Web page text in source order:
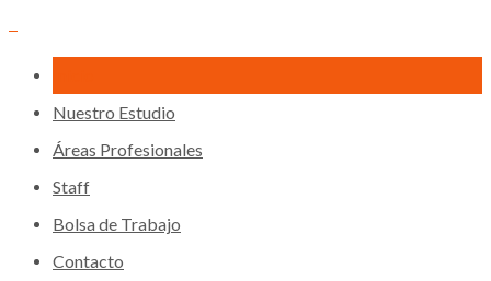
Nuestro Estudio
Áreas Profesionales
Staff
Bolsa de Trabajo
Contacto